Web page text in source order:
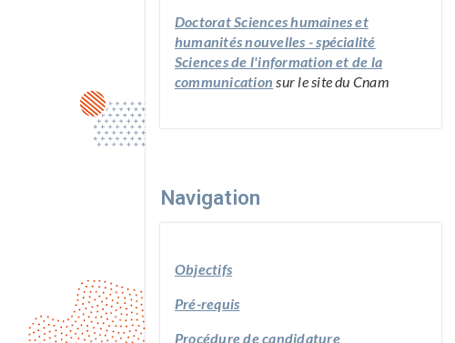
Doctorat Sciences humaines et
humanités nouvelles - spécialité
Sciences de l'information et de la
communication sur le site du Cnam
Navigation
Objectifs
Pré-requis
Procédure de candidature